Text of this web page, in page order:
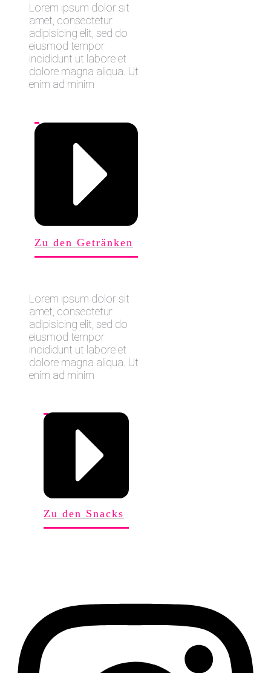
Lorem ipsum dolor sit
amet, consectetur
adipisicing elit, sed do
eiusmod tempor
incididunt ut labore et
dolore magna aliqua. Ut
enim ad minim
Zu den Getränken
Lorem ipsum dolor sit
amet, consectetur
adipisicing elit, sed do
eiusmod tempor
incididunt ut labore et
dolore magna aliqua. Ut
enim ad minim
Zu den Snacks